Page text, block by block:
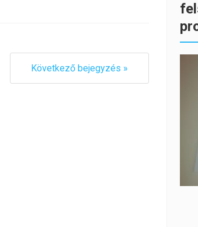
Következő bejegyzés »